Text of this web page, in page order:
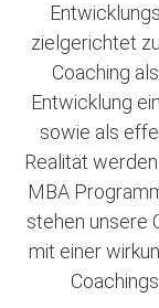
zielgerichtet
Coaching
Entwicklung
sowie als
Realität
MBA
stehen unsere
mit einer